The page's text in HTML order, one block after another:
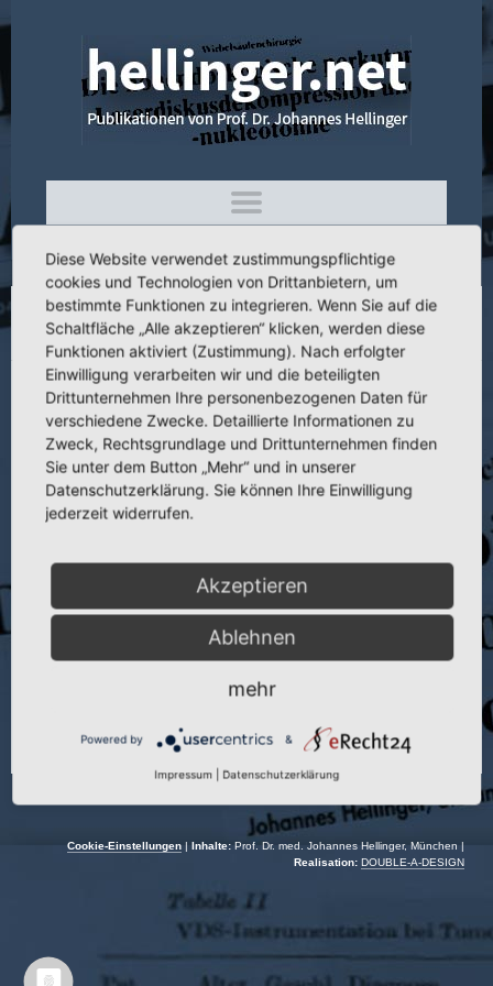
4.136 Ergebnisse der Wagner-Schalen-TEP
Titel:Ergebnisse der Wagner-Schalen-TEP
3. Kongress der bulgarischen Orthopäden und
Traumatologen
Pleven | Bulgarien
Veranstaltungsdatum:10.10.–12.10.1980
Cookie-Einstellungen | Inhalte: Prof. Dr. med. Johannes Hellinger, München |
Realisation: DOUBLE-A-DESIGN
Diese Website verwendet zustimmungspflichtige
cookies und Technologien von Drittanbietern, um
bestimmte Funktionen zu integrieren. Wenn Sie auf die
Schaltfläche „Alle akzeptieren“ klicken, werden diese
Funktionen aktiviert (Zustimmung). Nach erfolgter
Einwilligung verarbeiten wir und die beteiligten
Drittunternehmen Ihre personenbezogenen Daten für
verschiedene Zwecke. Detaillierte Informationen zu
Zweck, Rechtsgrundlage und Drittunternehmen finden
Sie unter dem Button „Mehr“ und in unserer
Datenschutzerklärung. Sie können Ihre Einwilligung
jederzeit widerrufen.
Akzeptieren
Ablehnen
mehr
Powered by &
Impressum Datenschutzerklärung